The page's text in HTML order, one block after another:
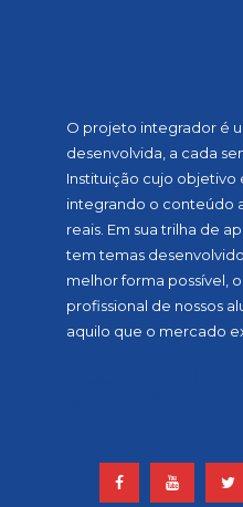
O projeto integrador é
desenvolvida, a cada
Instituição cujo objetivo
integrando o conteúdo
reais. Em sua trilha de
tem temas
melhor forma possível,
profissional de nossos
aquilo que o mercado